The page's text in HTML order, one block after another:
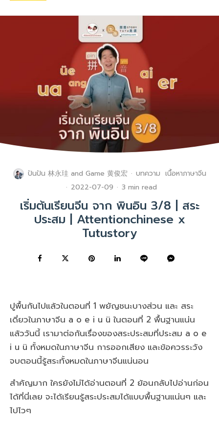
ปันปัน 林永珪and Game 黄俊宏 · บทความ เนื้อหาภาษาจีน
· 2022-07-09 · 3 min read
เริ่มต้นเรียนจีน จาก พินอิน 3/8 | สระ
ประสม | Attentionchinese x
Tutustory
ปูพื้นกันไปแล้วในตอนที่ 1 พยัญชนะบางส่วน และ สระ
เดี่ยวในภาษาจีน a o e i u ü ในตอนที่ 2 พื้นฐานแน่น
แล้ววันนี้ เรามาต่อกันเรื่องของสระประสมที่ประสม a o e
i u ü ทั้งหมดในภาษาจีน การออกเสียง และข้อควรระวัง
จบตอนนี้รู้สระทั้งหมดในภาษาจีนแน่นอน
สำคัญมาก ใครยังไม่ได้อ่านตอนที่ 2 ย้อนกลับไปอ่านก่อน
ได้ที่นี่เลย จะได้เรียนรู้สระประสมได้แบบพื้นฐานแน่นๆ และ
ไปไวๆ